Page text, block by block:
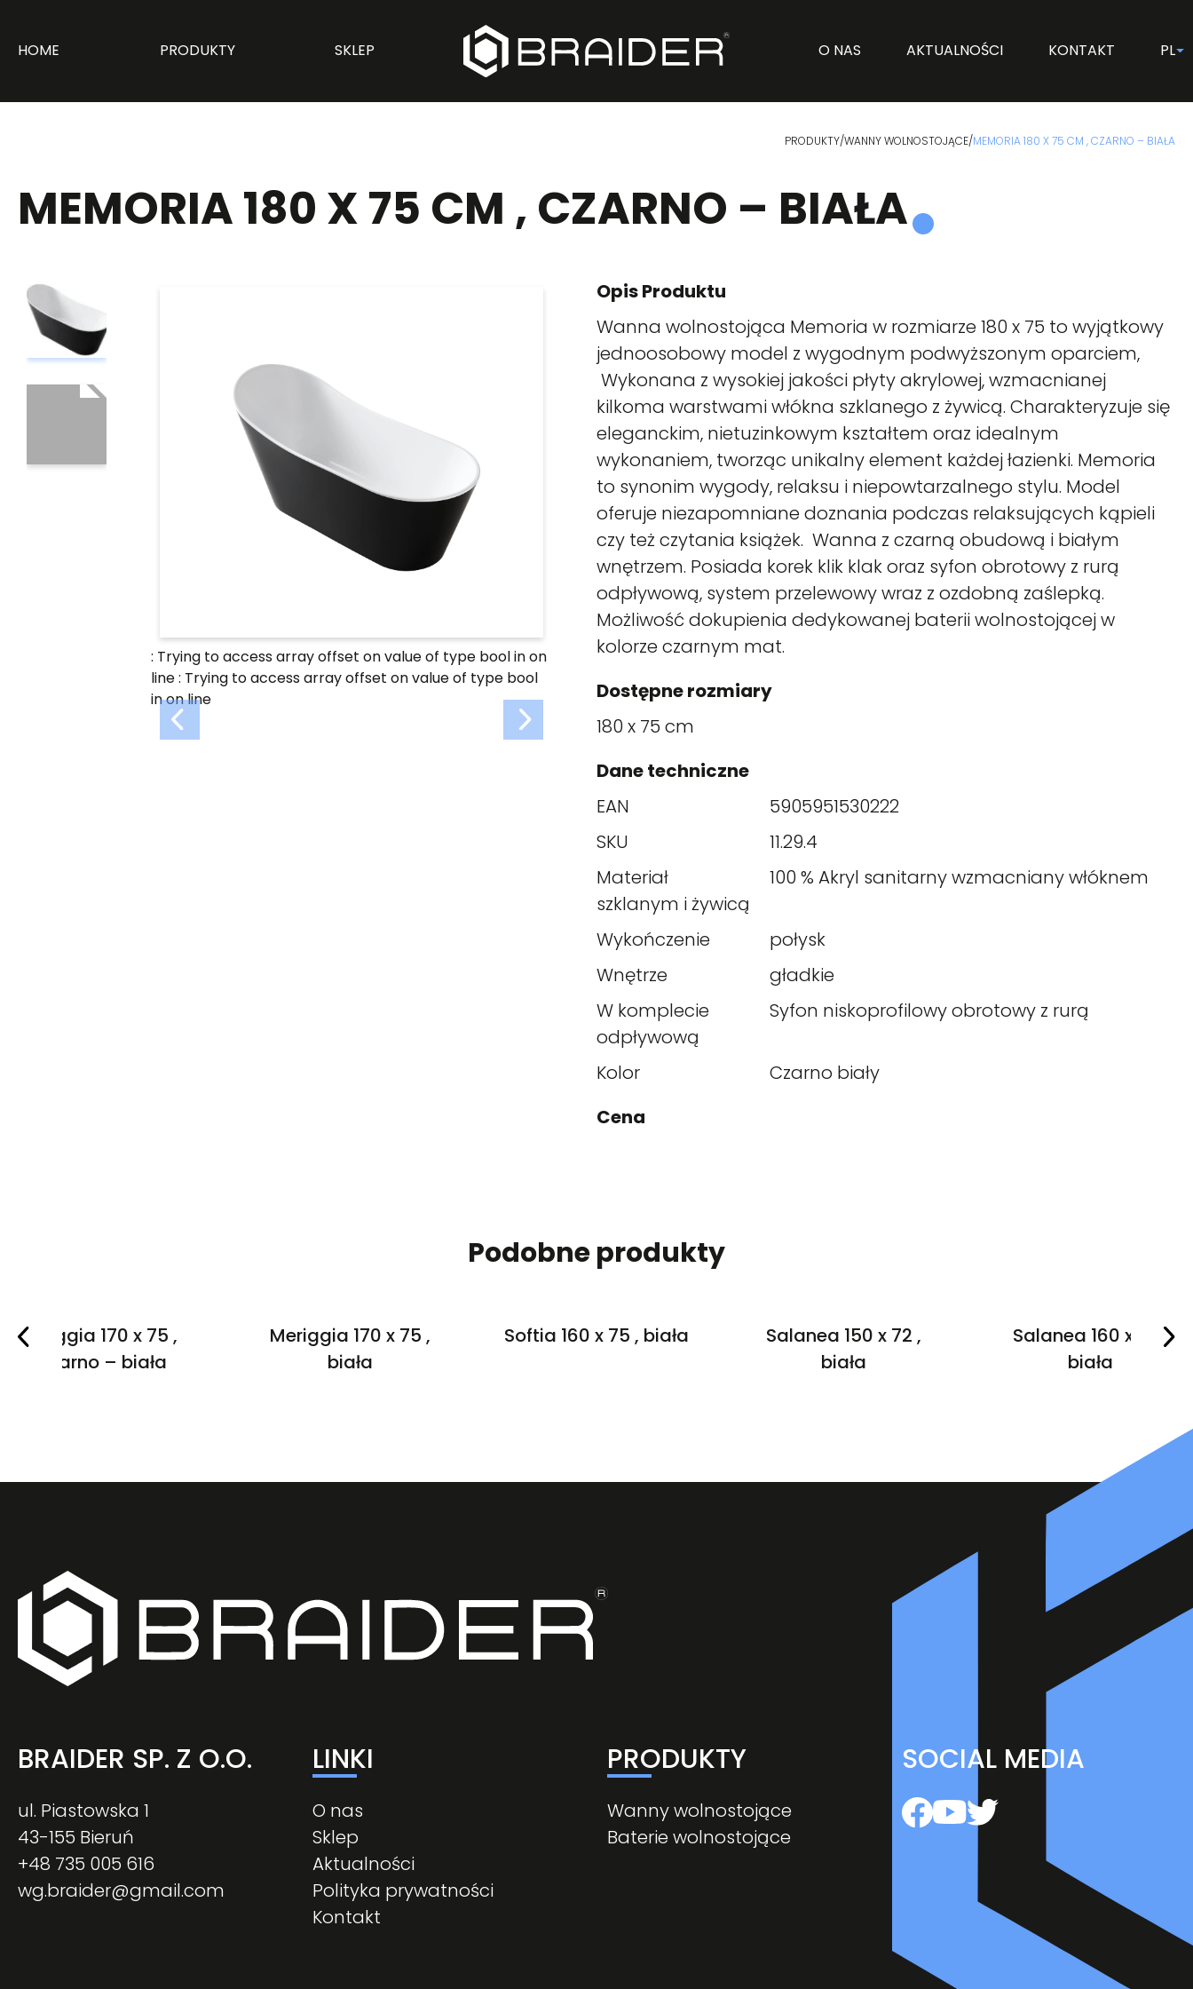
HOME PRODUKTY SKLEP O NAS AKTUALNOŚCI KONTAKT PL
PRODUKTY/WANNY WOLNOSTOJĄCE/MEMORIA 180 X 75 CM , CZARNO – BIAŁA
MEMORIA 180 X 75 CM , CZARNO – BIAŁA
: Trying to access array offset on value of type bool inon
line: Trying to access array offset on value of type bool
inon line
Opis Produktu
Wanna wolnostojąca Memoria w rozmiarze 180 x 75 to wyjątkowy
jednoosobowy model z wygodnym podwyższonym oparciem,
Wykonana z wysokiej jakości płyty akrylowej, wzmacnianej
kilkoma warstwami włókna szklanego z żywicą. Charakteryzuje się
eleganckim, nietuzinkowym kształtem oraz idealnym
wykonaniem, tworząc unikalny element każdej łazienki. Memoria
to synonim wygody, relaksu i niepowtarzalnego stylu. Model
oferuje niezapomniane doznania podczas relaksujących kąpieli
czy też czytania książek. Wanna z czarną obudową i białym
wnętrzem. Posiada korek klik klak oraz syfon obrotowy z rurą
odpływową, system przelewowy wraz z ozdobną zaślepką.
Możliwość dokupienia dedykowanej baterii wolnostojącej w
kolorze czarnym mat.
Dostępne rozmiary
180 x 75 cm
Dane techniczne
EAN
5905951530222
SKU
11.29.4
Materiał
100 % Akryl sanitarny wzmacniany włóknem
szklanym i żywicą
Wykończenie
połysk
Wnętrze
gładkie
W komplecie
Syfon niskoprofilowy obrotowy z rurą
odpływową
Kolor
Czarno biały
Cena
Podobne produkty
Vaggia 170 x 75 ,
czarno – biała
Meriggia 170 x 75 ,
biała
Softia 160 x 75 , biała
Salanea 150 x 72 ,
biała
Salanea 160 x 72 ,
biała
BRAIDER SP. Z O.O.
ul. Piastowska 1
43-155 Bieruń
+48 735 005 616
wg.braider@gmail.com
LINKI
O nas
Sklep
Aktualności
Polityka prywatności
Kontakt
PRODUKTY
Wanny wolnostojące
Baterie wolnostojące
SOCIAL MEDIA